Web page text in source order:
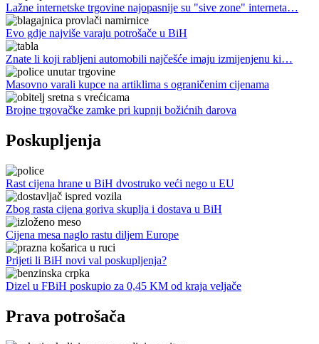
Lažne internetske trgovine najopasnije su "sive zone" interneta…
Evo gdje najviše varaju potrošače u BiH
Znate li koji rabljeni automobili najčešće imaju izmijenjenu ki…
Masovno varali kupce na artiklima s ograničenim cijenama
Brojne trgovačke zamke pri kupnji božićnih darova
Poskupljenja
Rast cijena hrane u BiH dvostruko veći nego u EU
Zbog rasta cijena goriva skuplja i dostava u BiH
Cijena mesa naglo rastu diljem Europe
Prijeti li BiH novi val poskupljenja?
Dizel u FBiH poskupio za 0,45 KM od kraja veljače
Prava potrošača